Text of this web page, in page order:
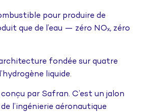
pour produire de
que de l’eau — zéro NOₓ, zéro
architecture fondée sur quatre
liquide.
par Safran. C’est un jalon
l’ingénierie aéronautique